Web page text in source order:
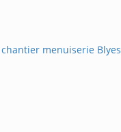
menuiserie Blyes